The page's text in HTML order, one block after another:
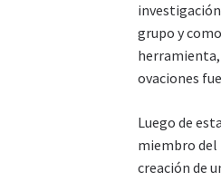
grupo y
ovaciones
Luego de
miembro del
creación de